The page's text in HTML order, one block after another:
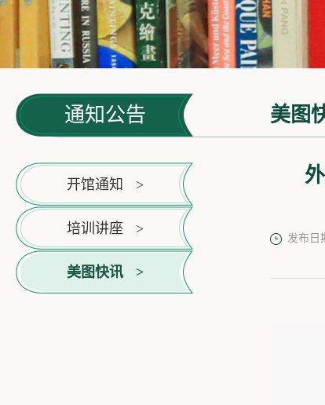
通知公告 美图
开馆通知 >
培训讲座 >
美图快讯 >
发布日